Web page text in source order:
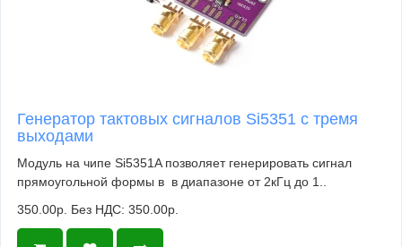
Генератор тактовых сигналов Si5351 с тремя
выходами
Модуль на чипе Si5351A позволяет генерировать сигнал
прямоугольной формы в в диапазоне от 2кГц до 1..
350.00р. Без НДС: 350.00р.